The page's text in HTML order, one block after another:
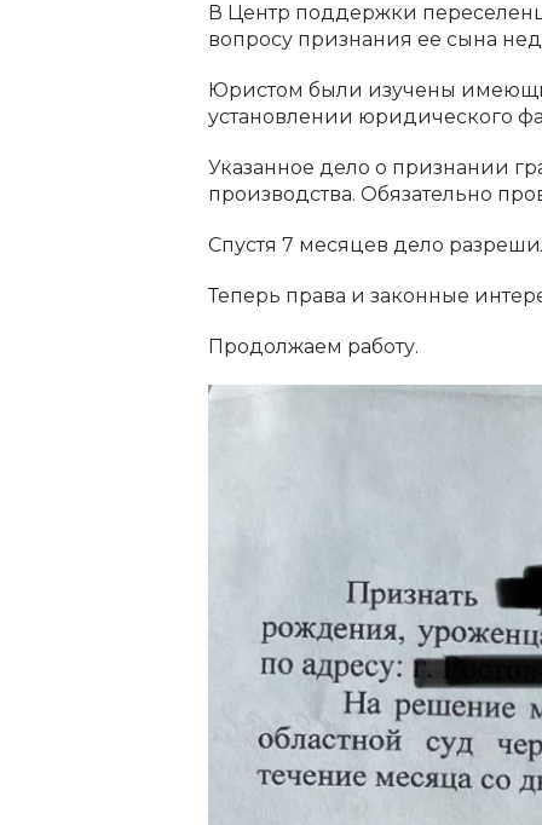
В Центр поддержки
вопросу признания ее сына
Юристом были изучены
установлении юридического
Указанное дело о признании
производства. Обязательно
Спустя 7 месяцев дело
Теперь права и законные
Продолжаем работу.